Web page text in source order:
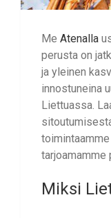
Me Atenalla
perusta on
ja yleinen
innostuneina
Liettuassa.
tarjoamamme
Miksi